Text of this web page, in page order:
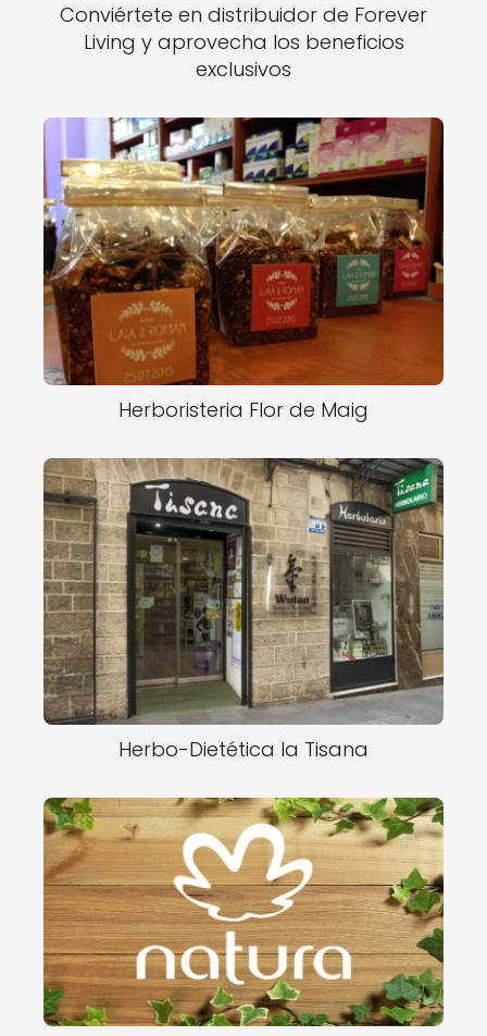
Conviértete en distribuidor de Forever
Living y aprovecha los beneficios
exclusivos
Herboristeria Flor de Maig
Herbo-Dietética la Tisana